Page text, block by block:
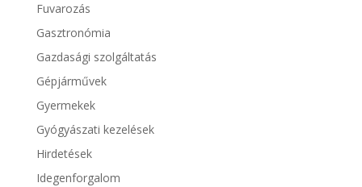
Fuvarozás
Gasztronómia
Gazdasági szolgáltatás
Gépjárművek
Gyermekek
Gyógyászati kezelések
Hirdetések
Idegenforgalom